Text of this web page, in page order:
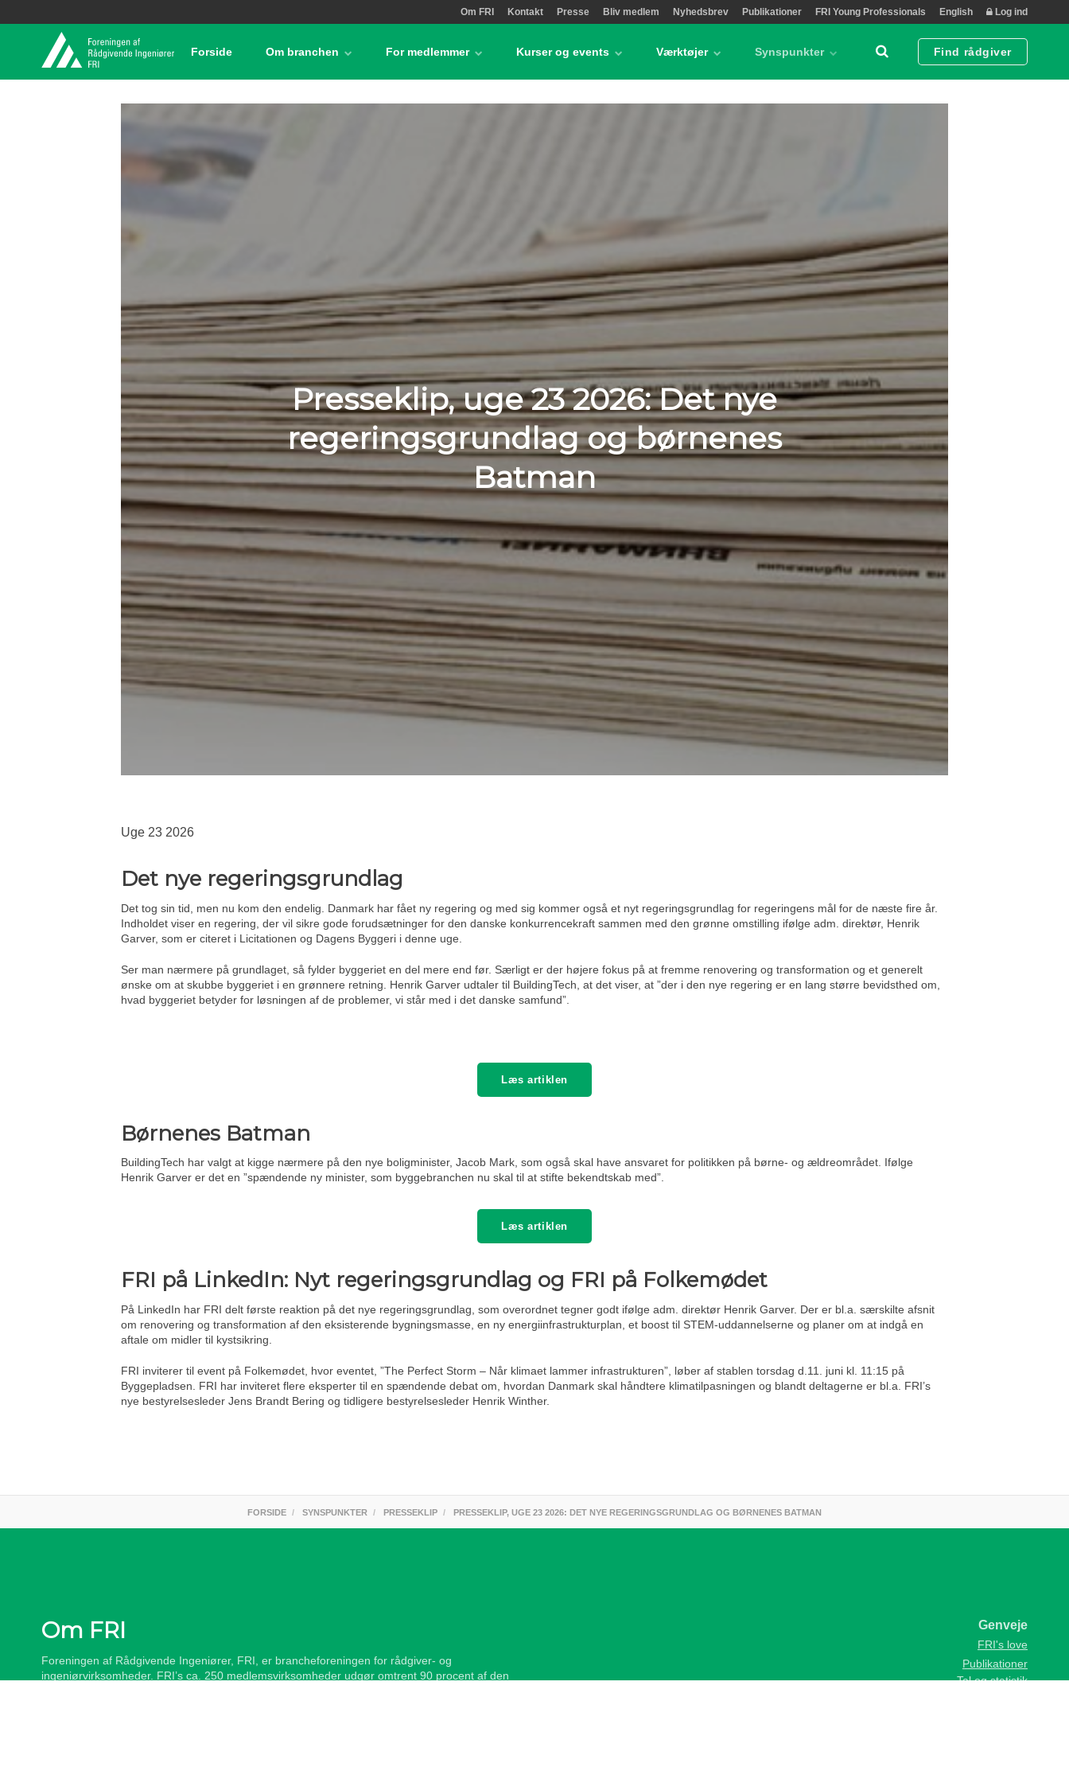
Om FRI Kontakt Presse Bliv medlem Nyhedsbrev Publikationer FRI Young Professionals English Log ind
Forside Om branchen For medlemmer Kurser og events Værktøjer Synspunkter Find rådgiver
Presseklip, uge 23 2026: Det nye
regeringsgrundlag og børnenes
Batman
Uge 23 2026
Det nye regeringsgrundlag
Det tog sin tid, men nu kom den endelig. Danmark har fået ny regering og med sig kommer også et nyt regeringsgrundlag for regeringens mål for de næste fire år.
Indholdet viser en regering, der vil sikre gode forudsætninger for den danske konkurrencekraft sammen med den grønne omstilling ifølge adm. direktør, Henrik
Garver, som er citeret i Licitationen og Dagens Byggeri i denne uge.
Ser man nærmere på grundlaget, så fylder byggeriet en del mere end før. Særligt er der højere fokus på at fremme renovering og transformation og et generelt
ønske om at skubbe byggeriet i en grønnere retning. Henrik Garver udtaler til BuildingTech, at det viser, at ”der i den nye regering er en lang større bevidsthed om,
hvad byggeriet betyder for løsningen af de problemer, vi står med i det danske samfund”.
Læs artiklen
Børnenes Batman
BuildingTech har valgt at kigge nærmere på den nye boligminister, Jacob Mark, som også skal have ansvaret for politikken på børne- og ældreområdet. Ifølge
Henrik Garver er det en ”spændende ny minister, som byggebranchen nu skal til at stifte bekendtskab med”.
Læs artiklen
FRI på LinkedIn: Nyt regeringsgrundlag og FRI på Folkemødet
På LinkedIn har FRI delt første reaktion på det nye regeringsgrundlag, som overordnet tegner godt ifølge adm. direktør Henrik Garver. Der er bl.a. særskilte afsnit
om renovering og transformation af den eksisterende bygningsmasse, en ny energiinfrastrukturplan, et boost til STEM-uddannelserne og planer om at indgå en
aftale om midler til kystsikring.
FRI inviterer til event på Folkemødet, hvor eventet, ”The Perfect Storm – Når klimaet lammer infrastrukturen”, løber af stablen torsdag d.11. juni kl. 11:15 på
Byggepladsen. FRI har inviteret flere eksperter til en spændende debat om, hvordan Danmark skal håndtere klimatilpasningen og blandt deltagerne er bl.a. FRI’s
nye bestyrelsesleder Jens Brandt Bering og tidligere bestyrelsesleder Henrik Winther.
FORSIDE SYNSPUNKTER PRESSEKLIP PRESSEKLIP, UGE 23 2026: DET NYE REGERINGSGRUNDLAG OG BØRNENES BATMAN
Om FRI
Foreningen af Rådgivende Ingeniører, FRI, er brancheforeningen for rådgiver- og
ingeniørvirksomheder. FRI’s ca. 250 medlemsvirksomheder udgør omtrent 90 procent af den
Genveje
FRI's love
Publikationer
Tal og statistik